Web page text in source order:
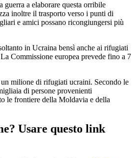
guerra a elaborare questa orribile
inoltre il trasporto verso i punti di
e amici possano ricongiungersi più
in Ucraina bensì anche ai rifugiati
Commissione europea prevede fino a 7
milione di rifugiati ucraini. Secondo le
di persone provenienti
le frontiere della Moldavia e della
Usare questo link